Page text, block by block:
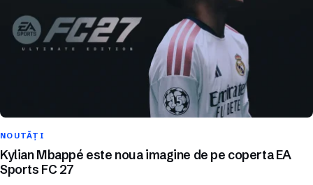
NOUTĂȚI
Kylian Mbappé este noua imagine de pe coperta EA
Sports FC 27